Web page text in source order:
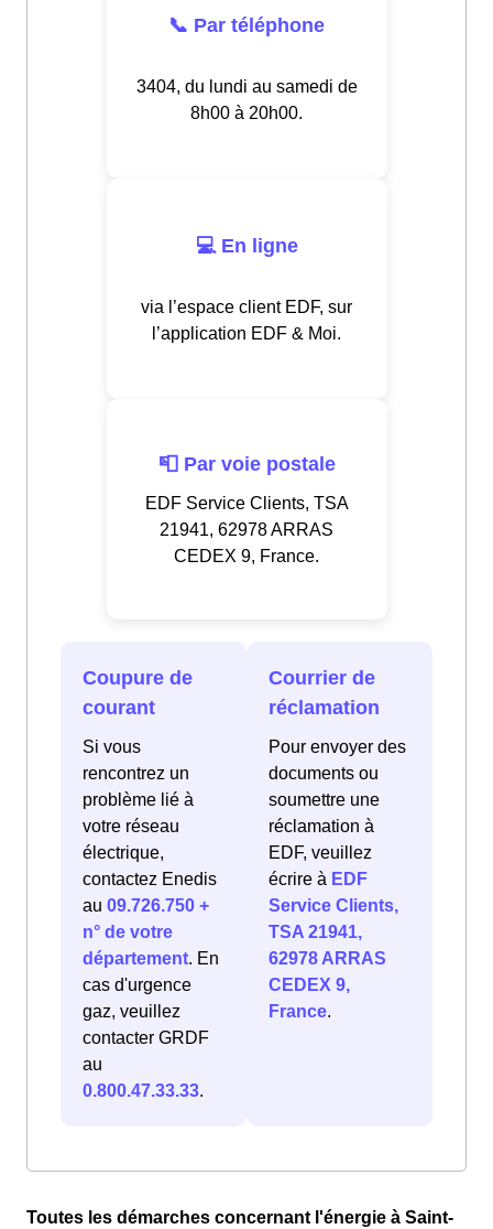
📞 Par téléphone
3404, du lundi au samedi de
8h00 à 20h00.
💻 En ligne
via l’espace client EDF, sur
l’application EDF & Moi.
📮 Par voie postale
EDF Service Clients, TSA
21941, 62978 ARRAS
CEDEX 9, France.
Coupure de
courant
Si vous
rencontrez un
problème lié à
votre réseau
électrique,
contactez Enedis
au 09.726.750 +
n° de votre
département. En
cas d'urgence
gaz, veuillez
contacter GRDF
au
0.800.47.33.33.
Courrier de
réclamation
Pour envoyer des
documents ou
soumettre une
réclamation à
EDF, veuillez
écrire à EDF
Service Clients,
TSA 21941,
62978 ARRAS
CEDEX 9,
France.
Toutes les démarches concernant l'énergie à Saint-